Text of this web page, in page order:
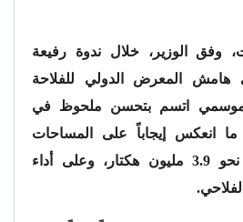
وفق الوزير، خلال ندوة رفيعة
هامش
المعرض الدولي للفلاحة
اتسم بتحسن ملحوظ في
ما انعكس إيجاباً على المساحات
المزروعة التي بلغت نحو 3.9 مليون هكتار، وعلى أداء